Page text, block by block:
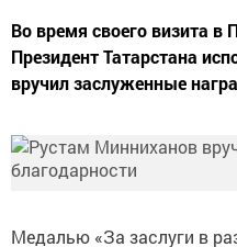
Во время своего визита в
Президент Татарстана
вручил заслуженные
Медалью «За заслуги в